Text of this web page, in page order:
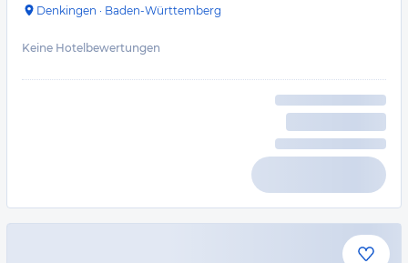
Denkingen · Baden-Württemberg
Keine Hotelbewertungen